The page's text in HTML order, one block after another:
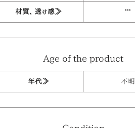
材質、透け感≫ ***
Age of the product
年代≫ 不明